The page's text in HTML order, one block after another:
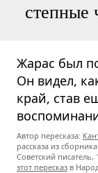
степные
Жарас был
Он видел,
край, став
Автор пересказа:
рассказа из
Советский
этот пересказ в